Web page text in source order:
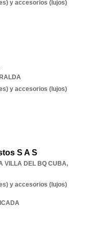
y accesorios (lujos)
y accesorios (lujos)
S A S
VILLA DEL BQ CUBA,
y accesorios (lujos)